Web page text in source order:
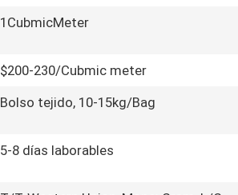
1CubmicMeter
$200-230/Cubmic meter
Bolso tejido, 10-15kg/Bag
5-8 días laborables